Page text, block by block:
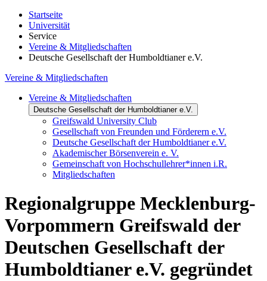
Startseite
Universität
Service
Vereine & Mitgliedschaften
Deutsche Gesellschaft der Humboldtianer e.V.
Vereine & Mitgliedschaften
Vereine & Mitgliedschaften
Deutsche Gesellschaft der Humboldtianer e.V.
Greifswald University Club
Gesellschaft von Freunden und Förderern e.V.
Deutsche Gesellschaft der Humboldtianer e.V.
Akademischer Börsenverein e. V.
Gemeinschaft von Hochschullehrer*innen i.R.
Mitgliedschaften
Regionalgruppe Mecklenburg-
Vorpommern Greifswald der
Deutschen Gesellschaft der
Humboldtianer e.V. gegründet